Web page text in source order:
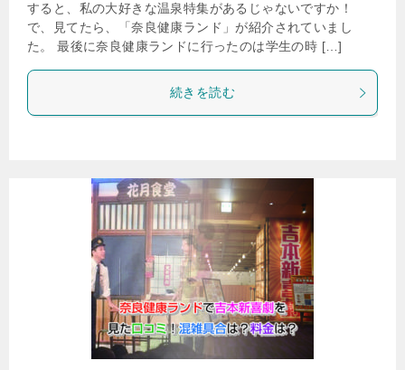
すると、私の大好きな温泉特集があるじゃないですか！
で、見てたら、「奈良健康ランド」が紹介されていまし
た。 最後に奈良健康ランドに行ったのは学生の時 […]
続きを読む